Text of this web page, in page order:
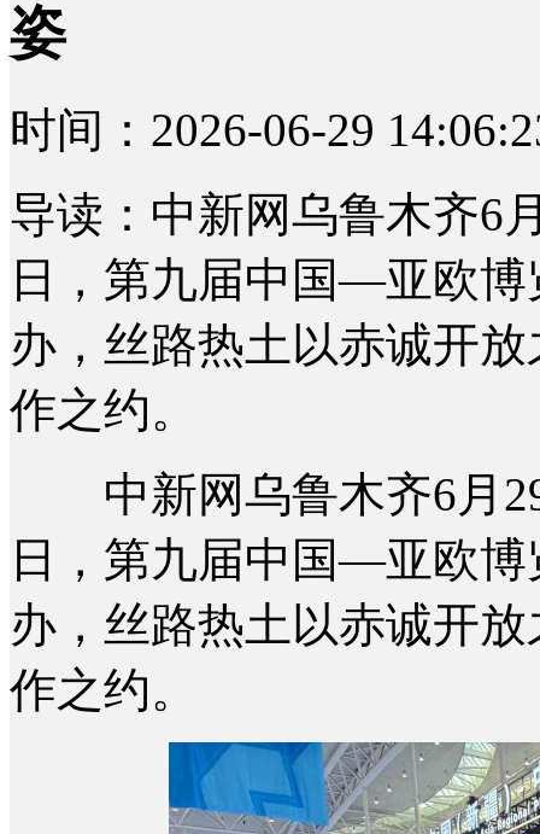
姿
时间：2026-06-29
导读：中新网乌鲁木齐6
日，第九届中国—亚欧
办，丝路热土以赤诚开
作之约。
中新网乌鲁木齐6月29
日，第九届中国—亚欧
办，丝路热土以赤诚开
作之约。